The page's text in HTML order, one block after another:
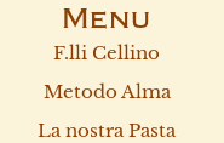
Menu
F.lli Cellino
Metodo Alma
La nostra Pasta